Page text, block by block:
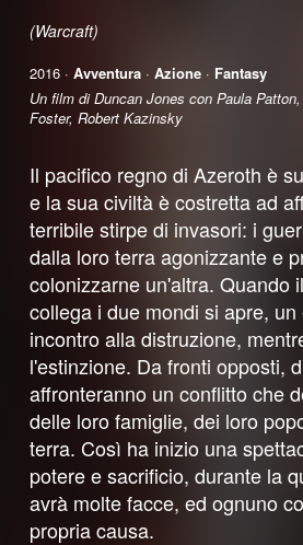
(Warcraft)
2016 · Avventura· Azione· Fantasy
Un film di Duncan Jones con Paula
Foster, Robert Kazinsky
Il pacifico regno di Azeroth è
e la sua civiltà è costretta ad
terribile stirpe di invasori: i
dalla loro terra agonizzante e
colonizzarne un'altra. Quando
collega i due mondi si apre,
incontro alla distruzione,
l'estinzione. Da fronti opposti,
affronteranno un conflitto che
delle loro famiglie, dei loro
terra. Così ha inizio una
potere e sacrificio, durante la
avrà molte facce, ed ognuno
propria causa.